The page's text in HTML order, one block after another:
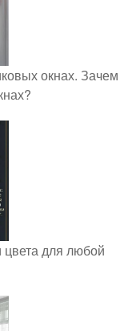
окнах. Зачем
цвета для любой